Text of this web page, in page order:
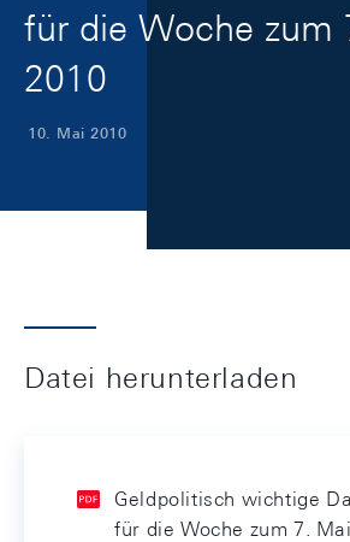
für die Woche zum
2010
10. Mai 2010
Datei herunterladen
Geldpolitisch wichtige
für die Woche zum 7.